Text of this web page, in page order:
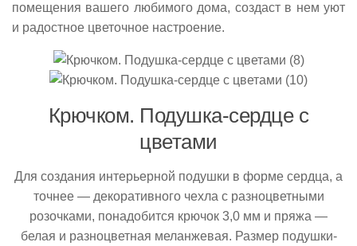
помещения вашего любимого дома, создаст в нем уют
и радостное цветочное настроение.
Крючком. Подушка-сердце с
цветами
Для создания интерьерной подушки в форме сердца, а
точнее — декоративного чехла с разноцветными
розочками, понадобится крючок 3,0 мм и пряжа —
белая и разноцветная меланжевая. Размер подушки-